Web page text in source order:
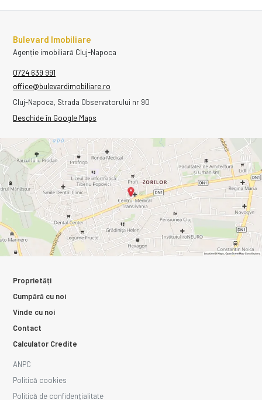
Bulevard Imobiliare
Agenție imobiliară Cluj-Napoca
0724 639 991
office@bulevardimobiliare.ro
Cluj-Napoca, Strada Observatorului nr 90
Deschide în Google Maps
Proprietăți
Cumpără cu noi
Vinde cu noi
Contact
Calculator Credite
ANPC
Politică cookies
Politică de confidențialitate